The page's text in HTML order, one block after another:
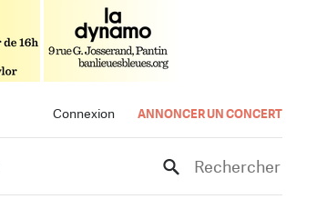
Connexion ANNONCER UN CONCERT
Rechercher